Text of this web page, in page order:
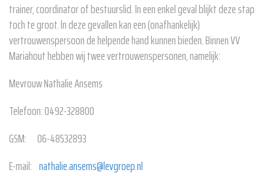
trainer, coordinator of bestuurslid. ln een enkel geval blijkt deze stap
toch te groot. ln deze gevallen kan een (onafhankelijk)
vertrouwenspersoon de helpende hand kunnen bieden. Binnen VV
Mariahout hebben wij twee vertrouwenspersonen, namelijk:
Mevrouw Nathalie Ansems
Telefoon: 0492-328800
GSM: 06-48532893
E-mail: nathalie.ansems@levgroep.nl